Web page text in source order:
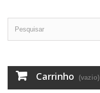
Carrinho (vazio)